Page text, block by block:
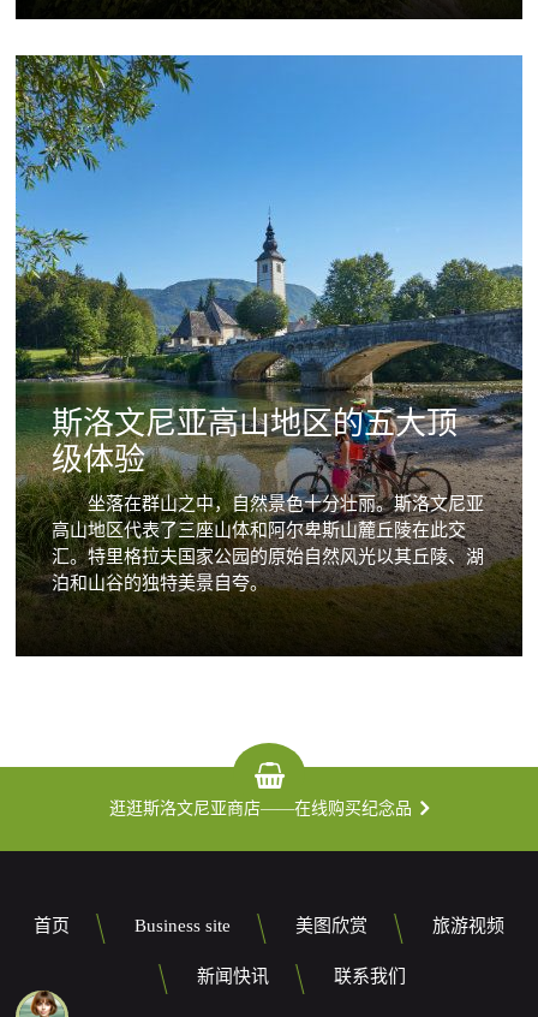
斯洛文尼亚高山地区的五大顶
级体验
坐落在群山之中，自然景色十分壮丽。斯洛文尼亚
高山地区代表了三座山体和阿尔卑斯山麓丘陵在此交
汇。特里格拉夫国家公园的原始自然风光以其丘陵、湖
泊和山谷的独特美景自夸。
逛逛斯洛文尼亚商店——在线购买纪念品
首页 Business site 美图欣赏 旅游视频
新闻快讯 联系我们